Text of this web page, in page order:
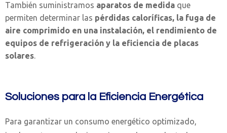
También suministramos aparatos de medida que
permiten determinar las pérdidas caloríficas, la fuga de
aire comprimido en una instalación, el rendimiento de
equipos de refrigeración y la eficiencia de placas
solares.
Soluciones para la Eficiencia Energética
Para garantizar un consumo energético optimizado,